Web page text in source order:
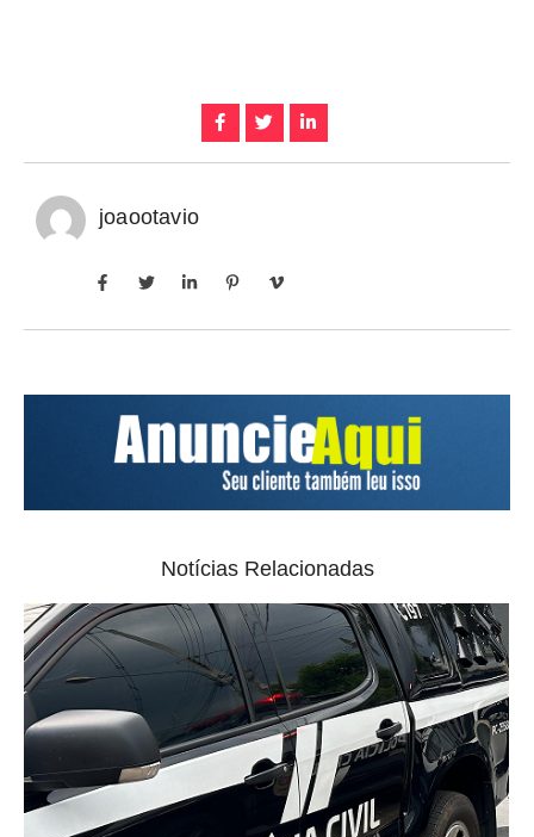
joaootavio
Notícias Relacionadas